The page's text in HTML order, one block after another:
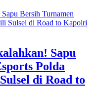
Sapu
Polda
di Road to